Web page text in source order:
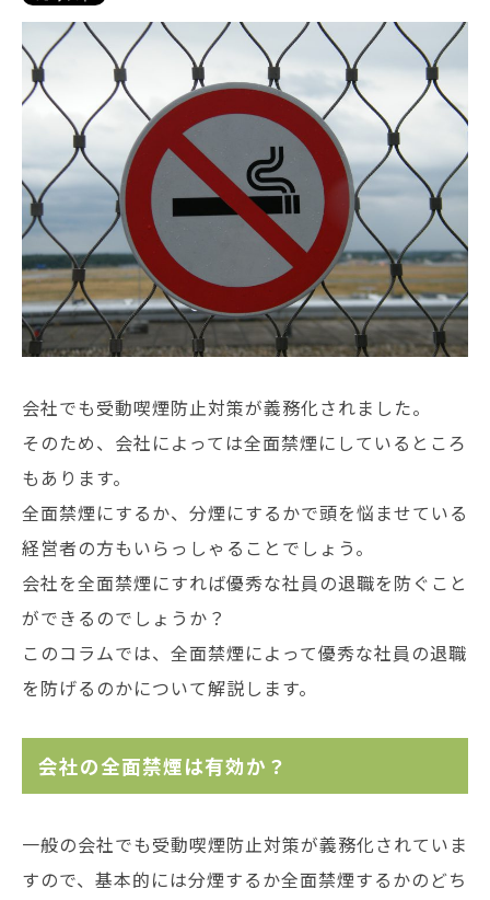
会社でも受動喫煙防止対策が義務化されました。
そのため、会社によっては全面禁煙にしているところ
もあります。
全面禁煙にするか、分煙にするかで頭を悩ませている
経営者の方もいらっしゃることでしょう。
会社を全面禁煙にすれば優秀な社員の退職を防ぐこと
ができるのでしょうか？
このコラムでは、全面禁煙によって優秀な社員の退職
を防げるのかについて解説します。
会社の全面禁煙は有効か？
一般の会社でも受動喫煙防止対策が義務化されていま
すので、基本的には分煙するか全面禁煙するかのどち